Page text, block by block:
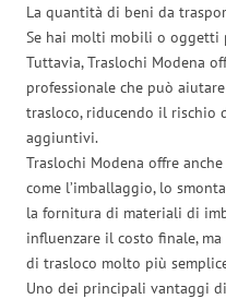
La quantità di beni da
Se hai molti mobili o oggetti
Tuttavia, Traslochi Modena
professionale che può
trasloco, riducendo il rischio
aggiuntivi.
Traslochi Modena offre
come l’imballaggio, lo
la fornitura di materiali di
influenzare il costo finale,
di trasloco molto più
Uno dei principali vantaggi